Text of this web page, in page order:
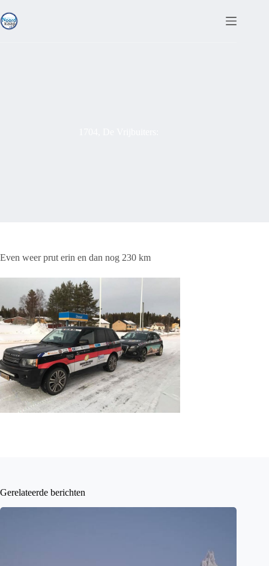
naar
de
Even weer prut erin en dan nog 230 km
Gerelateerde berichten